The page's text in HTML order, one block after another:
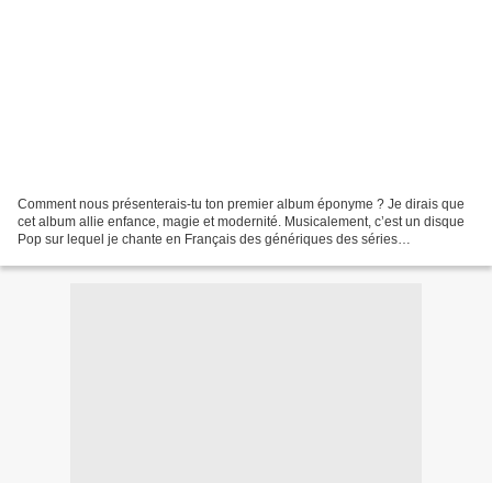
Comment nous présenterais-tu ton premier album éponyme ? Je dirais que
cet album allie enfance, magie et modernité. Musicalement, c’est un disque
Pop sur lequel je chante en Français des génériques des séries